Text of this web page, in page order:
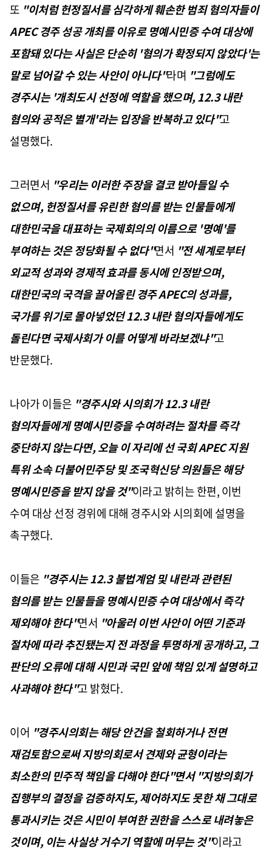
또 "이처럼 헌정질서를 심각하게 훼손한 범죄 혐의자들이
APEC 경주 성공 개최를 이유로 명예시민증 수여 대상에
포함돼 있다는 사실은 단순히 '혐의가 확정되지 않았다'는
말로 넘어갈 수 있는 사안이 아니다"라며 "그럼에도
경주시는 '개최도시 선정에 역할을 했으며, 12.3 내란
혐의와 공적은 별개'라는 입장을 반복하고 있다"고
설명했다.
그러면서 "우리는 이러한 주장을 결코 받아들일 수
없으며, 헌정질서를 유린한 혐의를 받는 인물들에게
대한민국을 대표하는 국제회의의 이름으로 '명예'를
부여하는 것은 정당화될 수 없다"면서 "전 세계로부터
외교적 성과와 경제적 효과를 동시에 인정받으며,
대한민국의 국격을 끌어올린 경주 APEC의 성과를,
국가를 위기로 몰아넣었던 12.3 내란 혐의자들에게도
돌린다면 국제사회가 이를 어떻게 바라보겠냐"고
반문했다.
나아가 이들은 "경주시와 시의회가 12.3 내란
혐의자들에게 명예시민증을 수여하려는 절차를 즉각
중단하지 않는다면, 오늘 이 자리에 선 국회 APEC 지원
특위 소속 더불어민주당 및 조국혁신당 의원들은 해당
명예시민증을 받지 않을 것"이라고 밝히는 한편, 이번
수여 대상 선정 경위에 대해 경주시와 시의회에 설명을
촉구했다.
이들은 "경주시는 12.3 불법계엄 및 내란과 관련된
혐의를 받는 인물들을 명예시민증 수여 대상에서 즉각
제외해야 한다"면서 "아울러 이번 사안이 어떤 기준과
절차에 따라 추진됐는지 전 과정을 투명하게 공개하고, 그
판단의 오류에 대해 시민과 국민 앞에 책임 있게 설명하고
사과해야 한다"고 밝혔다.
이어 "경주시의회는 해당 안건을 철회하거나 전면
재검토함으로써 지방의회로서 견제와 균형이라는
최소한의 민주적 책임을 다해야 한다"면서 "지방의회가
집행부의 결정을 검증하지도, 제어하지도 못한 채 그대로
통과시키는 것은 시민이 부여한 권한을 스스로 내려놓은
것이며, 이는 사실상 거수기 역할에 머무는 것"이라고